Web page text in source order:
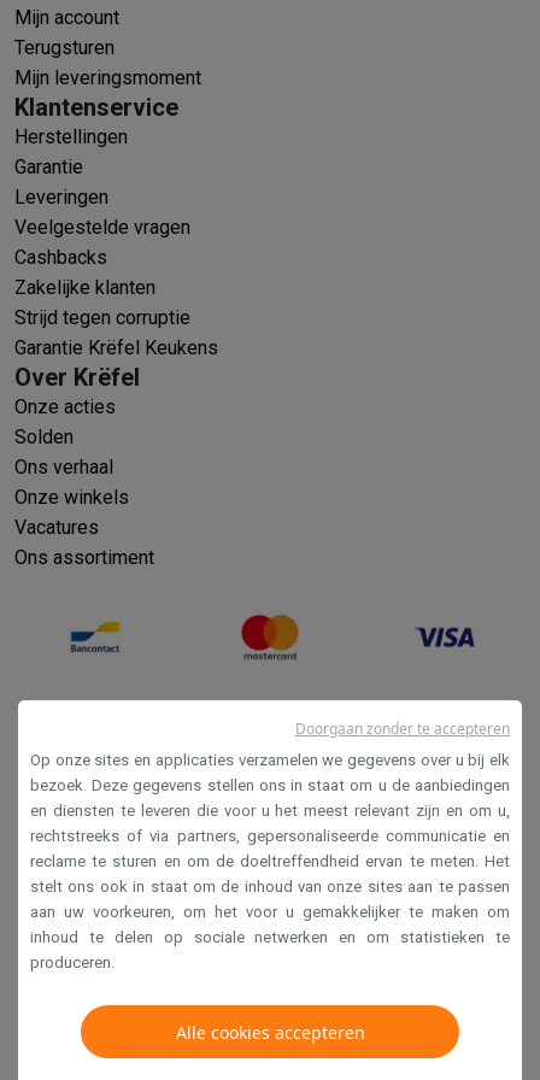
Mijn account
Terugsturen
Mijn leveringsmoment
Klantenservice
Herstellingen
Garantie
Leveringen
Veelgestelde vragen
Cashbacks
Zakelijke klanten
Strijd tegen corruptie
Garantie Krëfel Keukens
Over Krëfel
Onze acties
Solden
Ons verhaal
Onze winkels
Vacatures
Ons assortiment
Verkoopsvoorwaarden
Privacy
Disclaimer
Cookies
Krëfel NV - Steenstraat 44 - Industriezone 4 "T Sas",
1851 Humbeek, België
Op onze sites en applicaties verzamelen we gegevens over u bij elk
bezoek. Deze gegevens stellen ons in staat om u de aanbiedingen
en diensten te leveren die voor u het meest relevant zijn en om u,
rechtstreeks of via partners, gepersonaliseerde communicatie en
reclame te sturen en om de doeltreffendheid ervan te meten. Het
stelt ons ook in staat om de inhoud van onze sites aan te passen
aan uw voorkeuren, om het voor u gemakkelijker te maken om
inhoud te delen op sociale netwerken en om statistieken te
produceren.
Alle cookies accepteren
Doorgaan zonder te accepteren